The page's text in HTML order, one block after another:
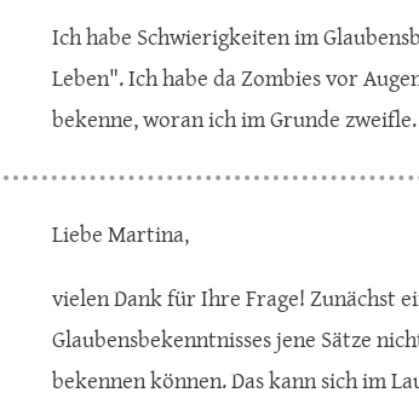
Ich habe Schwierigkeiten im
Leben". Ich habe da Zombies vor
bekenne, woran ich im Grunde
Liebe Martina,
vielen Dank für Ihre Frage! Zunächst
Glaubensbekenntnisses jene Sätze
bekennen können. Das kann sich im